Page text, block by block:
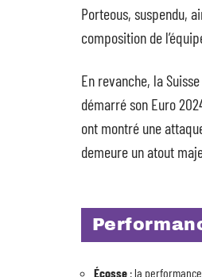
Porteous, suspendu,
composition de
En revanche, la
démarré son Euro
ont montré une
demeure un atout
Écosse : la